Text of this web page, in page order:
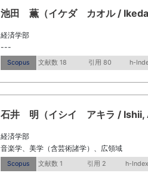
池田 薫（イケダ カオル /
経済学部
---
Scopus 文献数 18 引用 80 h-
石井 明（イシイ アキラ / Ishii,
経済学部
音楽学、美学（含芸術諸学）、広領域
Scopus 文献数 1 引用 2 h-